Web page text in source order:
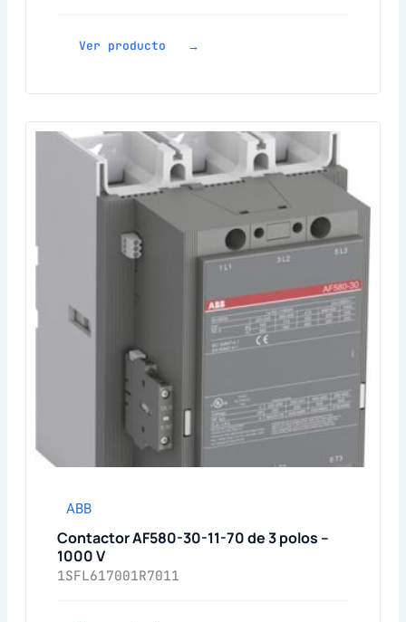
Ver producto →
ABB
Contactor AF580-30-11-70 de 3 polos –
1000 V
1SFL617001R7011